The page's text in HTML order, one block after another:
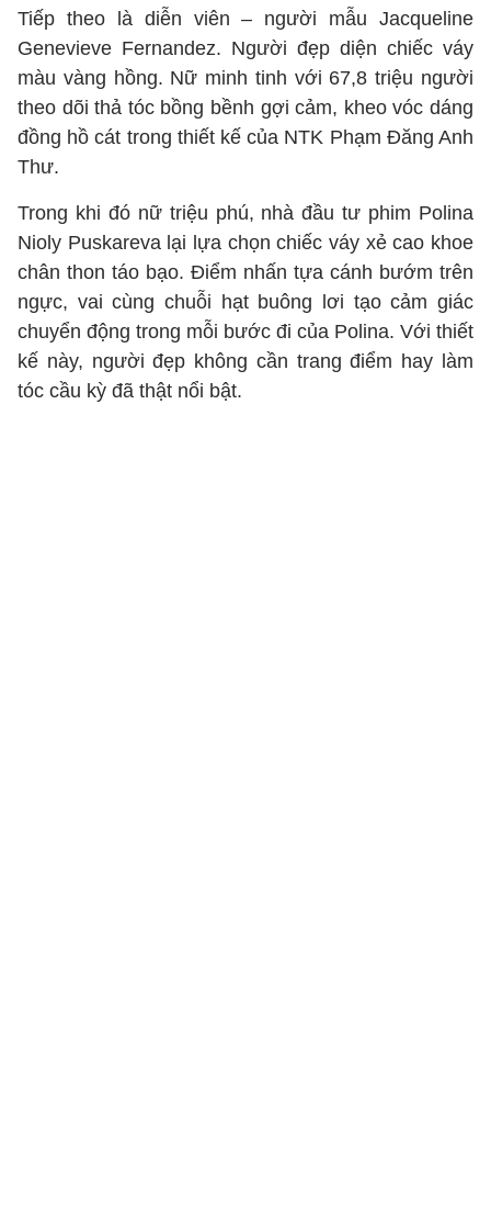
Tiếp theo là diễn viên – người mẫu Jacqueline
Genevieve Fernandez. Người đẹp diện chiếc váy
màu vàng hồng. Nữ minh tinh với 67,8 triệu người
theo dõi thả tóc bồng bềnh gợi cảm, kheo vóc dáng
đồng hồ cát trong thiết kế của NTK Phạm Đăng Anh
Thư.
Trong khi đó nữ triệu phú, nhà đầu tư phim Polina
Nioly Puskareva lại lựa chọn chiếc váy xẻ cao khoe
chân thon táo bạo. Điểm nhấn tựa cánh bướm trên
ngực, vai cùng chuỗi hạt buông lơi tạo cảm giác
chuyển động trong mỗi bước đi của Polina. Với thiết
kế này, người đẹp không cần trang điểm hay làm
tóc cầu kỳ đã thật nổi bật.